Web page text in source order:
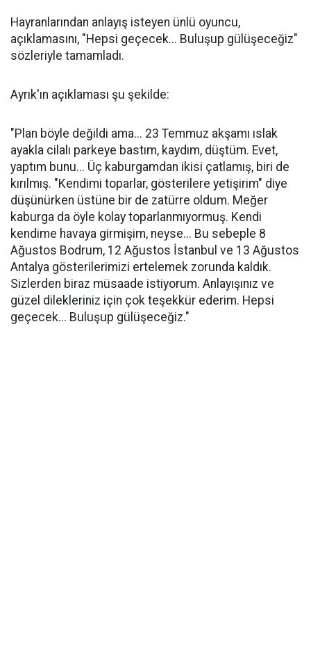
Hayranlarından anlayış isteyen ünlü oyuncu,
açıklamasını, "Hepsi geçecek... Buluşup gülüşeceğiz"
sözleriyle tamamladı.
Ayrık'ın açıklaması şu şekilde:
"Plan böyle değildi ama... 23 Temmuz akşamı ıslak
ayakla cilalı parkeye bastım, kaydım, düştüm. Evet,
yaptım bunu... Üç kaburgamdan ikisi çatlamış, biri de
kırılmış. "Kendimi toparlar, gösterilere yetişirim" diye
düşünürken üstüne bir de zatürre oldum. Meğer
kaburga da öyle kolay toparlanmıyormuş. Kendi
kendime havaya girmişim, neyse... Bu sebeple 8
Ağustos Bodrum, 12 Ağustos İstanbul ve 13 Ağustos
Antalya gösterilerimizi ertelemek zorunda kaldık.
Sizlerden biraz müsaade istiyorum. Anlayışınız ve
güzel dilekleriniz için çok teşekkür ederim. Hepsi
geçecek... Buluşup gülüşeceğiz."